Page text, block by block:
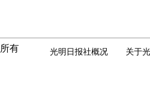
有 光明日报社概况 关于